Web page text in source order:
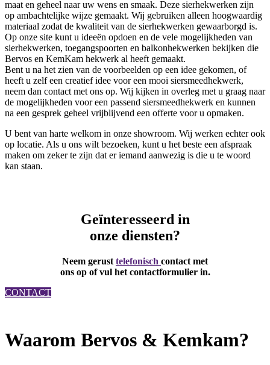
maat en geheel naar uw wens en smaak. Deze sierhekwerken zijn
op ambachtelijke wijze gemaakt. Wij gebruiken alleen hoogwaardig
materiaal zodat de kwaliteit van de sierhekwerken gewaarborgd is.
Op onze site kunt u ideeën opdoen en de vele mogelijkheden van
sierhekwerken, toegangspoorten en balkonhekwerken bekijken die
Bervos en KemKam hekwerk al heeft gemaakt.
Bent u na het zien van de voorbeelden op een idee gekomen, of
heeft u zelf een creatief idee voor een mooi siersmeedhekwerk,
neem dan contact met ons op. Wij kijken in overleg met u graag naar
de mogelijkheden voor een passend siersmeedhekwerk en kunnen
na een gesprek geheel vrijblijvend een offerte voor u opmaken.
U bent van harte welkom in onze showroom. Wij werken echter ook
op locatie. Als u ons wilt bezoeken, kunt u het beste een afspraak
maken om zeker te zijn dat er iemand aanwezig is die u te woord
kan staan.
Geïnteresseerd in
onze diensten?
Neem gerust telefonisch contact met
ons op of vul het contactformulier in.
CONTACT
Waarom Bervos & Kemkam?